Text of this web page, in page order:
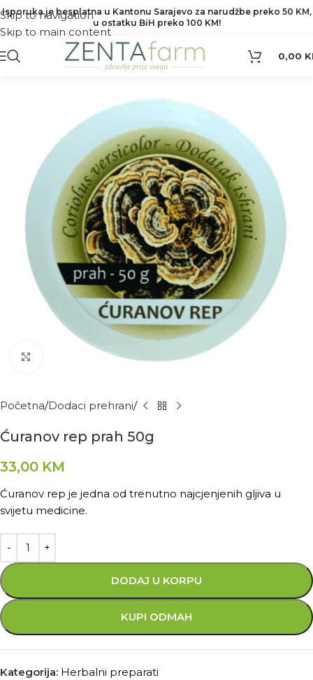
Skip to navigation
Skip to main content
Isporuka je besplatna u Kantonu Sarajevo za narudžbe preko 50 KM,
u ostatku BiH preko 100 KM!
0,00
Kliknite za povećanje
Početna Dodaci prehrani
Ćuranov rep prah 50g
33,00 KM
Ćuranov rep je jedna od trenutno najcjenjenih gljiva u
svijetu medicine.
DODAJ U KORPU
KUPI ODMAH
Kategorija: Herbalni preparati